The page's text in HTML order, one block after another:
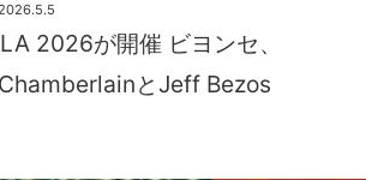
2026が開催 ビヨンセ、
とJeff Bezos